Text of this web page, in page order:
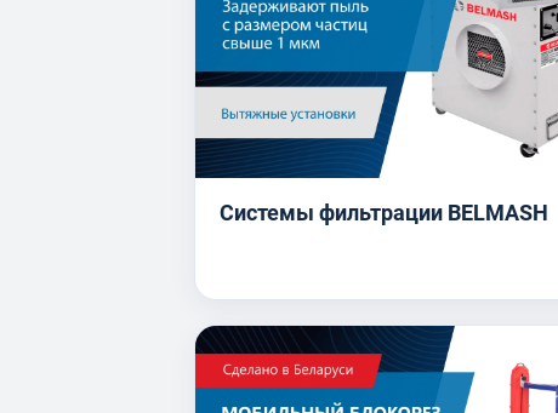
Системы фильтрации BELMASH